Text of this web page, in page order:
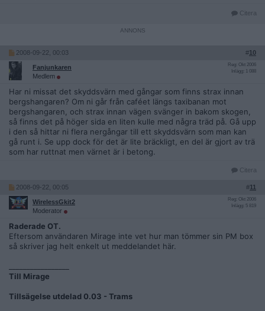
Citera
2008-09-22, 00:03 #10
Fanjunkaren
Medlem
Reg: Okt 2006
Inlägg: 1 088
Har ni missat det skyddsvärn med gångar som finns strax innan
bergshangaren? Om ni går från caféet längs taxibanan mot
bergshangaren, och strax innan vägen svänger in bakom skogen,
så finns det på höger sida en liten kulle med några träd på. Gå upp
i den så hittar ni flera nergångar till ett skyddsvärn som man kan
gå runt i. Se upp dock för det är lite bräckligt, en del är gjort av trä
som har ruttnat men värnet är i betong.
Citera
2008-09-22, 00:05 #11
WirelessGkit2
Moderator
Reg: Okt 2006
Inlägg: 5 819
Raderade OT.
Eftersom användaren Mirage inte vet hur man tömmer sin PM box
så skriver jag helt enkelt ut meddelandet här.
Till Mirage
Tillsägelse utdelad 0.03 - Trams